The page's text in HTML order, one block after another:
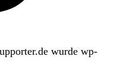
wurde wp-